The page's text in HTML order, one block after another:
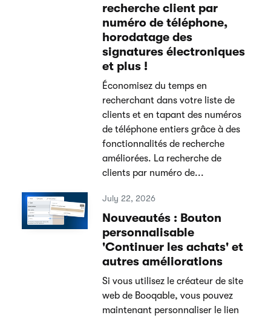
recherche client par
numéro de téléphone,
horodatage des
signatures électroniques
et plus !
Économisez du temps en
recherchant dans votre liste de
clients et en tapant des numéros
de téléphone entiers grâce à des
fonctionnalités de recherche
améliorées. La recherche de
clients par numéro de...
July 22, 2026
Nouveautés : Bouton
personnalisable
'Continuer les achats' et
autres améliorations
Si vous utilisez le créateur de site
web de Booqable, vous pouvez
maintenant personnaliser le lien